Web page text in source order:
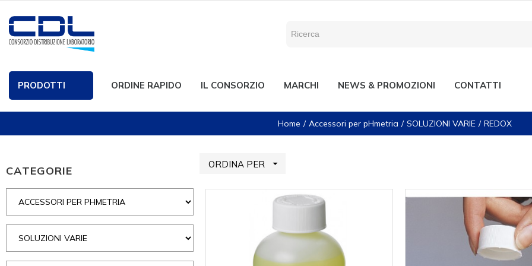
PRODOTTI ORDINE RAPIDO IL CONSORZIO MARCHI NEWS & PROMOZIONI CONTATTI
Home Accessori per pHmetria SOLUZIONI VARIE REDOX
CATEGORIE ORDINA PER 